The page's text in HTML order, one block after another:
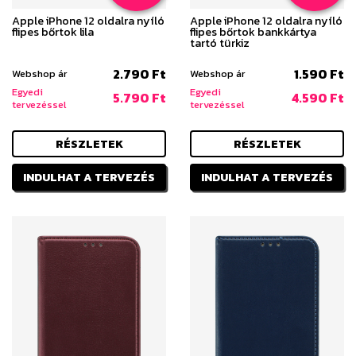
Apple iPhone 12 oldalra nyíló
flipes bőrtok lila
Webshop ár 2.790 Ft
Egyedi
tervezéssel
5.790 Ft
RÉSZLETEK
INDULHAT A TERVEZÉS
Apple iPhone 12 oldalra nyíló
flipes bőrtok bankkártya
tartó türkiz
Webshop ár 1.590 Ft
Egyedi
tervezéssel
4.590 Ft
RÉSZLETEK
INDULHAT A TERVEZÉS